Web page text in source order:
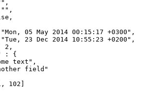
05 May 2014 00:15:17 +0300",
23 Dec 2014 10:55:23 +0200",
2,
: {
text",
field"
102]